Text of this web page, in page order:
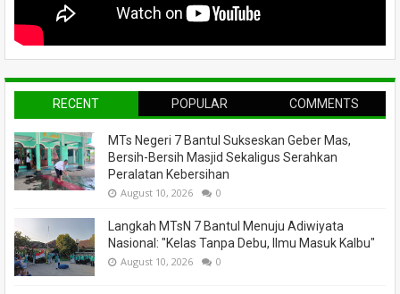
RECENT POPULAR COMMENTS
MTs Negeri 7 Bantul Sukseskan Geber Mas,
Bersih-Bersih Masjid Sekaligus Serahkan
Peralatan Kebersihan
August 10, 2026 0
Langkah MTsN 7 Bantul Menuju Adiwiyata
Nasional: "Kelas Tanpa Debu, Ilmu Masuk Kalbu"
August 10, 2026 0